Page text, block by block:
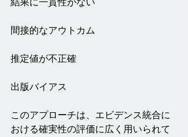
結果に一貫性がない
間接的なアウトカム
推定値が不正確
出版バイアス
このアプローチは、エビデンス統合に
おける確実性の評価に広く用いられて